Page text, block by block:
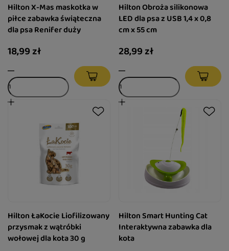
Hilton X-Mas maskotka w
piłce zabawka świąteczna
dla psa Renifer duży
18,99 zł
Hilton Obroża silikonowa
LED dla psa z USB 1,4 x 0,8
cm x 55 cm
28,99 zł
Hilton ŁaKocie Liofilizowany
przysmak z wątróbki
wołowej dla kota 30 g
Hilton Smart Hunting Cat
Interaktywna zabawka dla
kota